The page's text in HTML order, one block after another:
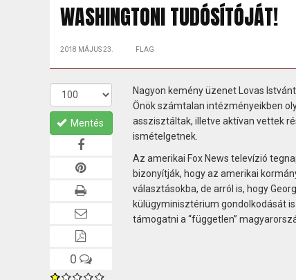
WASHINGTONI TUDÓSÍTÓJÁT!
2018 MÁJUS 23. FLAG
Mentés
0
Nagyon kemény üzenet Lovas
Önök számtalan intézményeikben
asszisztáltak, illetve aktívan vettek
ismételgetnek.
Az amerikai Fox News televízió
bizonyítják, hogy az amerikai
választásokba, de arról is, hogy
külügyminisztérium gondolkodását
támogatni a “független”